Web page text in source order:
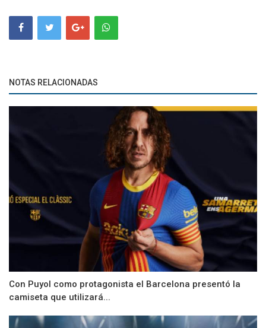
NOTAS RELACIONADAS
Con Puyol como protagonista el Barcelona presentó la
camiseta que utilizará...